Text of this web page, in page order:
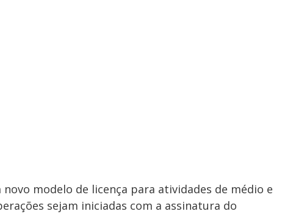
modelo de licença para atividades de médio e
sejam iniciadas com a assinatura do